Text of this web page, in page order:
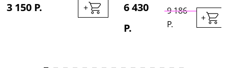
3 150 Р. +
6 430
Р.
9 186
Р.
+